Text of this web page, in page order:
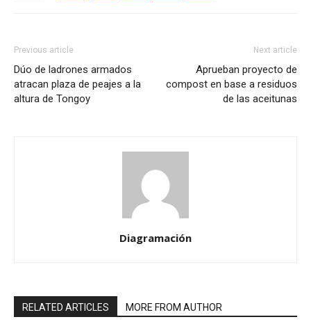
Previous article
Dúo de ladrones armados
atracan plaza de peajes a la
altura de Tongoy
Next article
Aprueban proyecto de
compost en base a residuos
de las aceitunas
Diagramación
RELATED ARTICLES MORE FROM AUTHOR